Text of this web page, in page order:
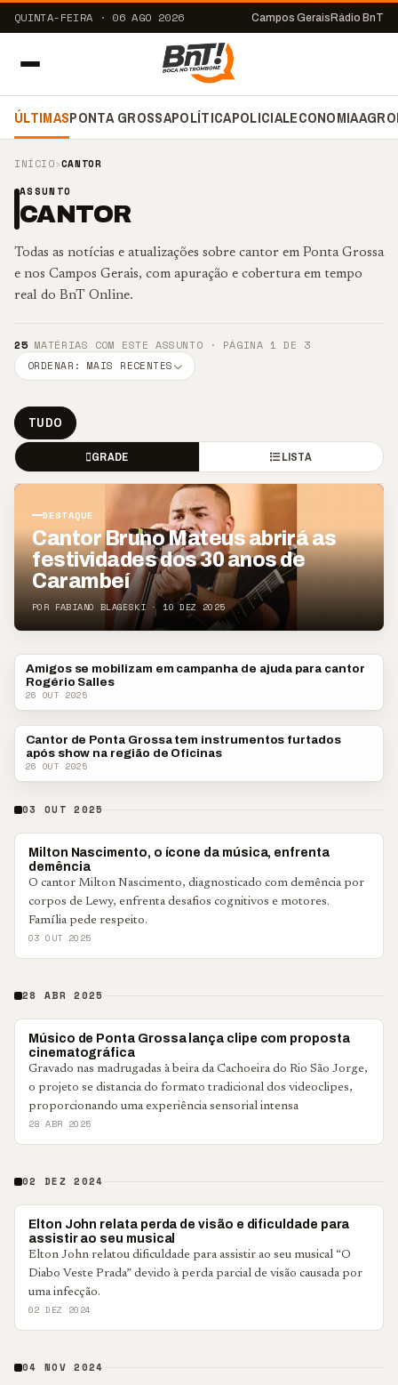
QUINTA-FEIRA · 06 AGO 2026 Campos Gerais Rádio BnT
ÚLTIMASPONTA GROSSAPOLÍTICAPOLICIALECONOMIA
INÍCIO›CANTOR
ASSUNTO
CANTOR
Todas as notícias e atualizações sobre cantor em Ponta Grossa
e nos Campos Gerais, com apuração e cobertura em tempo
real do BnT Online.
25 MATÉRIAS COM ESTE ASSUNTO · PÁGINA 1 DE 3
ORDENAR: MAIS RECENTES
TUDO
GRADE LISTA
DESTAQUE
Cantor Bruno Mateus abrirá as
festividades dos 30 anos de
Carambeí
POR FABIANO BLAGESKI · 10 DEZ 2025
#VCCOMABNT
Amigos se mobilizam em campanha de ajuda para cantor
Rogério Salles
26 OUT 2025
POLICIAL
Cantor de Ponta Grossa tem instrumentos furtados
após show na região de Oficinas
26 OUT 2025
03 OUT 2025
BRASIL
Milton Nascimento, o ícone da música, enfrenta
demência
O cantor Milton Nascimento, diagnosticado com demência por
corpos de Lewy, enfrenta desafios cognitivos e motores.
Família pede respeito.
03 OUT 2025
28 ABR 2025
ENTRETENIMENTO
Músico de Ponta Grossa lança clipe com proposta
cinematográfica
Gravado nas madrugadas à beira da Cachoeira do Rio São Jorge,
o projeto se distancia do formato tradicional dos videoclipes,
proporcionando uma experiência sensorial intensa
28 ABR 2025
02 DEZ 2024
MUNDO
Elton John relata perda de visão e dificuldade para
assistir ao seu musical
Elton John relatou dificuldade para assistir ao seu musical “O
Diabo Veste Prada” devido à perda parcial de visão causada por
uma infecção.
02 DEZ 2024
04 NOV 2024